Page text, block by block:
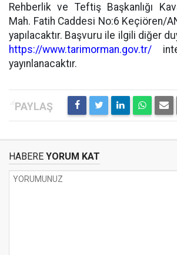
Rehberlik ve Teftiş Başkanlığı
Mah. Fatih Caddesi No:6 Keçiören/
yapılacaktır. Başvuru ile ilgili diğer
https://www.tarimorman.gov.tr/
yayınlanacaktır.
HABERE YORUM KAT